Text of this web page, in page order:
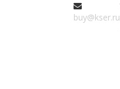
buy@kser.ru